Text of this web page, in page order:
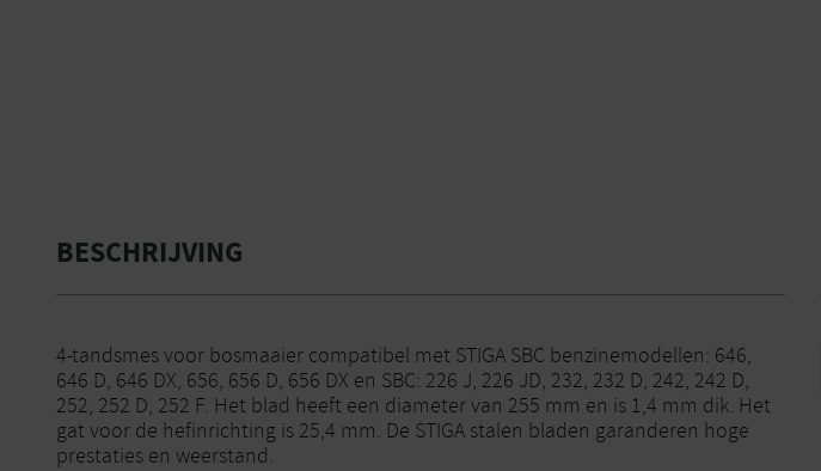
BESCHRIJVING
4-tandsmes voor bosmaaier compatibel met STIGA SBC benzinemodellen: 646,
646 D, 646 DX, 656, 656 D, 656 DX en SBC: 226 J, 226 JD, 232, 232 D, 242, 242 D,
252, 252 D, 252 F. Het blad heeft een diameter van 255 mm en is 1,4 mm dik. Het
gat voor de hefinrichting is 25,4 mm. De STIGA stalen bladen garanderen hoge
prestaties en weerstand.